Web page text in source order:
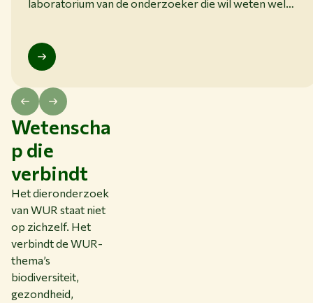
laboratorium van de onderzoeker die wil weten welke
Wetenscha
p die
verbindt
Het dieronderzoek
van WUR staat niet
op zichzelf. Het
verbindt de WUR-
thema’s
biodiversiteit,
gezondheid,